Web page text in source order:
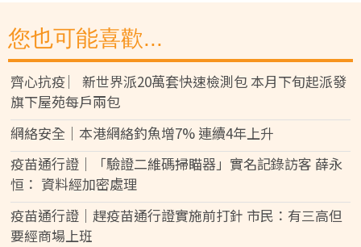
您也可能喜歡...
齊心抗疫 ︳新世界派20萬套快速檢測包 本月下旬起派發
旗下屋苑每戶兩包
網絡安全｜本港網絡釣魚增7% 連續4年上升
疫苗通行證｜「驗證二維碼掃瞄器」實名記錄訪客 薛永
恒： 資料經加密處理
疫苗通行證｜趕疫苗通行證實施前打針 市民：有三高但
要經商場上班